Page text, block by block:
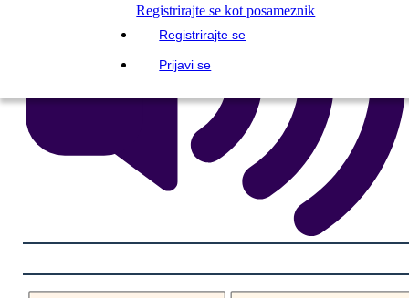
Registrirajte se kot posameznik
Registrirajte se
Prijavi se